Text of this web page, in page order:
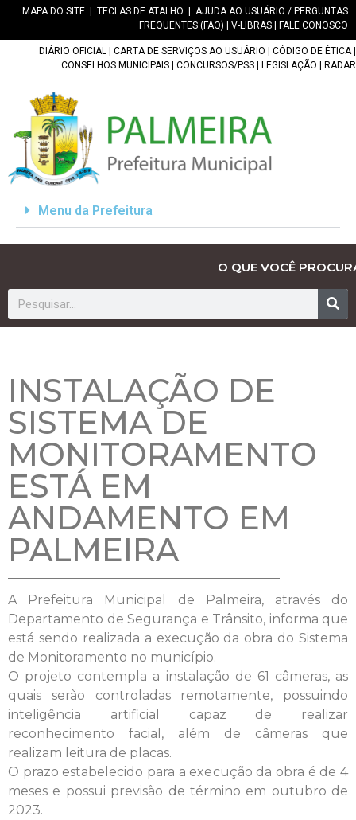
MAPA DO SITE TECLAS DE ATALHO
AJUDA AO USUÁRIO / PERGUNTAS
FREQUENTES (FAQ)
V-LIBRAS FALE CONOSCO
DIÁRIO OFICIAL CARTA DE SERVIÇOS AO USUÁRIO CÓDIGO DE ÉTICA|
CONSELHOS MUNICIPAIS
CONCURSOS/PSS LEGISLAÇÃO RADAR
Menu da Prefeitura
O QUE VOCÊ
INSTALAÇÃO DE
SISTEMA DE
MONITORAMENTO
ESTÁ EM
ANDAMENTO EM
PALMEIRA
A Prefeitura Municipal de Palmeira, através do
Departamento de Segurança e Trânsito, informa que
está sendo realizada a execução da obra do Sistema
de Monitoramento no município.
O projeto contempla a instalação de 61 câmeras, as
quais serão controladas remotamente, possuindo
inteligência artificial capaz de realizar
reconhecimento facial, além de câmeras que
realizam leitura de placas.
O prazo estabelecido para a execução da obra é de 4
meses e possui previsão de término em outubro de
2023.